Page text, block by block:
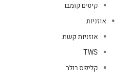
קיטים קומבו
אוזניות
אוזניות קשת
TWS
קליפס רולר